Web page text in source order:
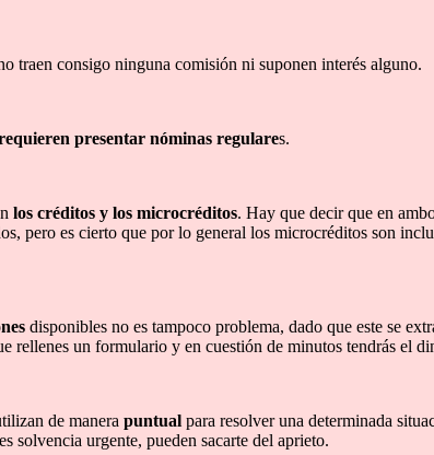
traen consigo ninguna comisión ni suponen interés alguno.
presentar nóminas regulares.
los créditos y los microcréditos. Hay que decir que en
pero es cierto que por lo general los microcréditos son
disponibles no es tampoco problema, dado que este se
rellenes un formulario y en cuestión de minutos tendrás el
de manera puntual para resolver una determinada
solvencia urgente, pueden sacarte del aprieto.